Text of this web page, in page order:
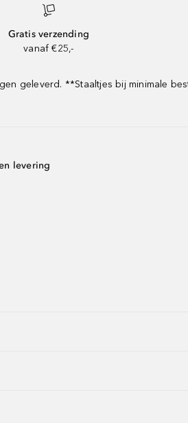
Gratis verzending
vanaf €25,-
geleverd. **Staaltjes bij minimale
levering